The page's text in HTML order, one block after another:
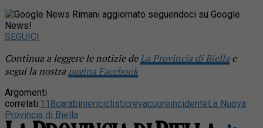
Rimani aggiornato seguendoci su Google
News!
SEGUICI
Continua a leggere le notizie deLa Provincia di Biella e
segui la nostra pagina Facebook
Argomenti
correlati:118carabiniericiclisticrevacuoreincidenteLa Nuova
Provincia di Biella